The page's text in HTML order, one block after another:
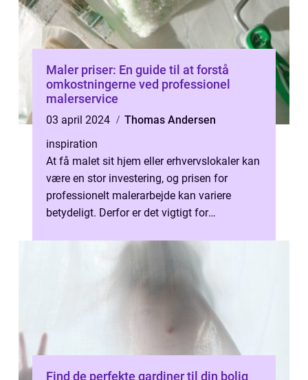
Maler priser: En guide til at forstå
omkostningerne ved professionel
malerservice
03 april 2024
Thomas Andersen
inspiration
At få malet sit hjem eller erhvervslokaler kan
være en stor investering, og prisen for
professionelt malerarbejde kan variere
betydeligt. Derfor er det vigtigt for
Find de perfekte gardiner til din bolig